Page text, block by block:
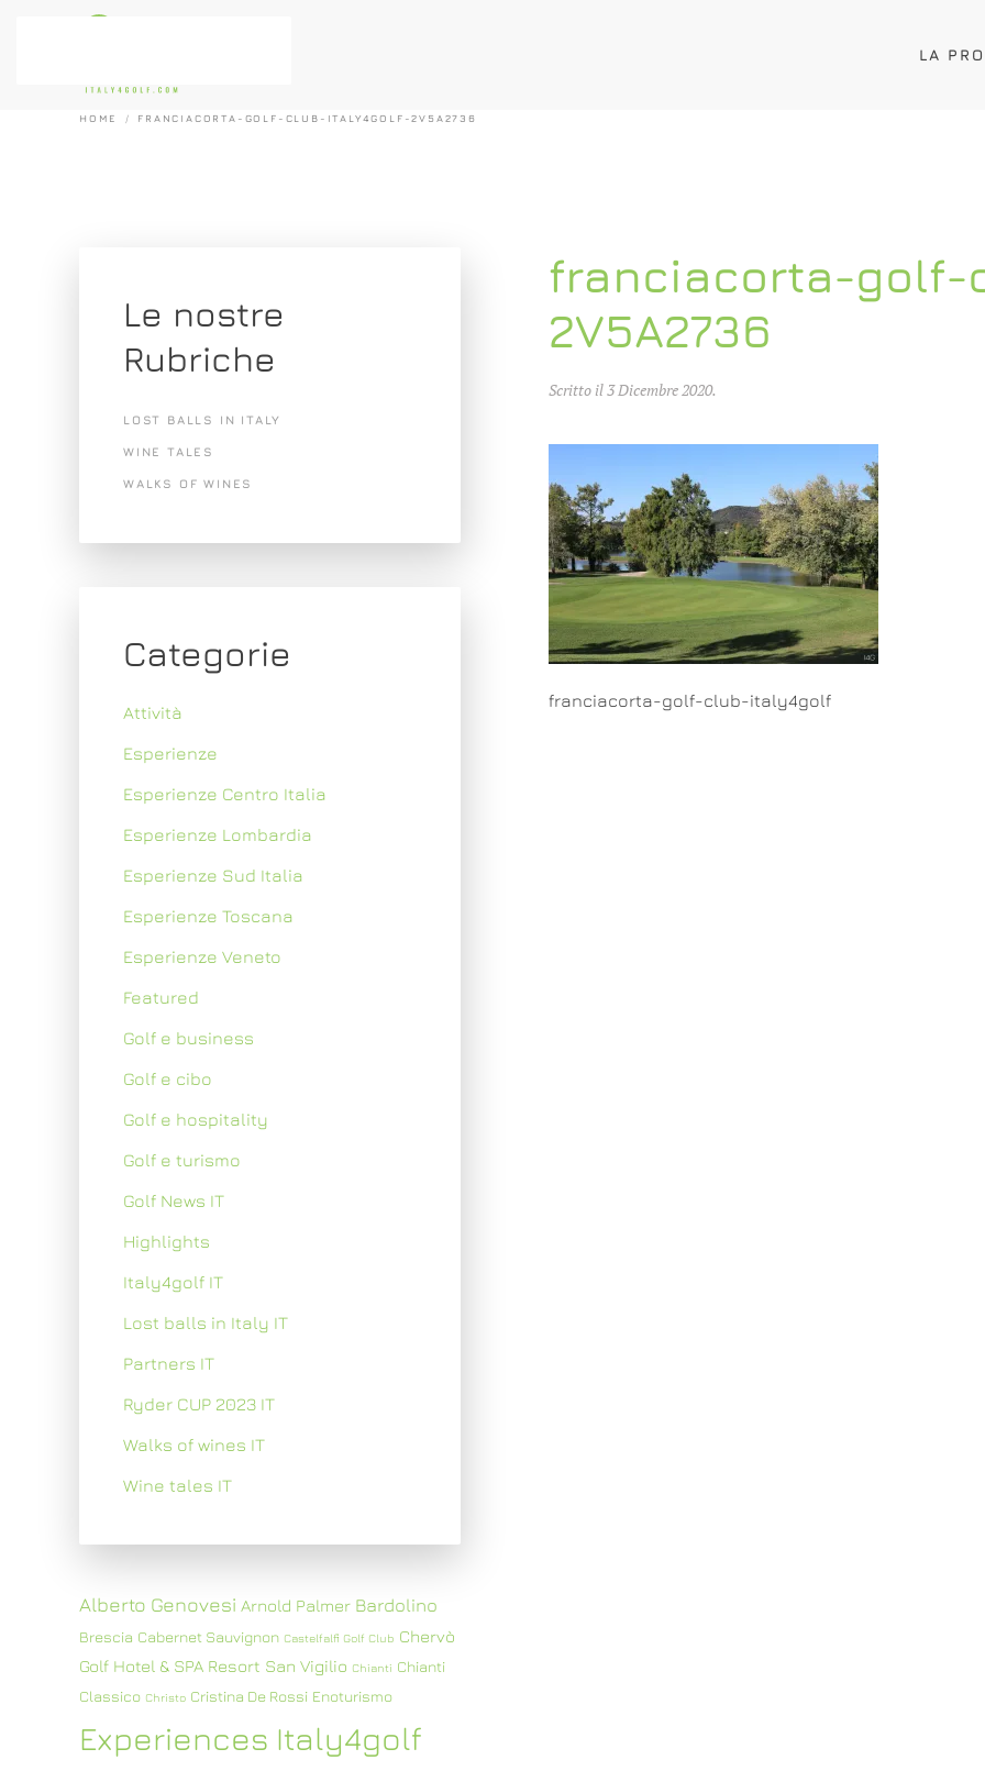
LA
HOME FRANCIACORTA-GOLF-CLUB-ITALY4GOLF-2V5A2736
franciacorta-
2V5A2736
Scritto il3 Dicembre 2020.
franciacorta-golf-club-italy4golf
Le nostre
Rubriche
LOST BALLS IN ITALY
WINE TALES
WALKS OF WINES
Categorie
Attività
Esperienze
Esperienze Centro Italia
Esperienze Lombardia
Esperienze Sud Italia
Esperienze Toscana
Esperienze Veneto
Featured
Golf e business
Golf e cibo
Golf e hospitality
Golf e turismo
Golf News IT
Highlights
Italy4golf IT
Lost balls in Italy IT
Partners IT
Ryder CUP 2023 IT
Walks of wines IT
Wine tales IT
Alberto Genovesi Arnold Palmer Bardolino
Brescia Cabernet Sauvignon Castelfalfi Golf Club Chervò
Golf Hotel & SPA Resort San Vigilio Chianti Chianti
Classico Christo Cristina De Rossi Enoturismo
Experiences Italy4golf